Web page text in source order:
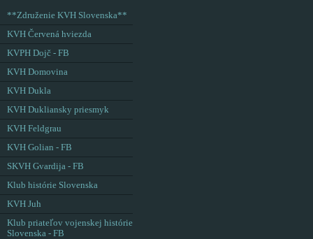
**Združenie KVH Slovenska**
KVH Červená hviezda
KVPH Dojč - FB
KVH Domovina
KVH Dukla
KVH Dukliansky priesmyk
KVH Feldgrau
KVH Golian - FB
SKVH Gvardija - FB
Klub histórie Slovenska
KVH Juh
Klub priateľov vojenskej histórie
Slovenska - FB